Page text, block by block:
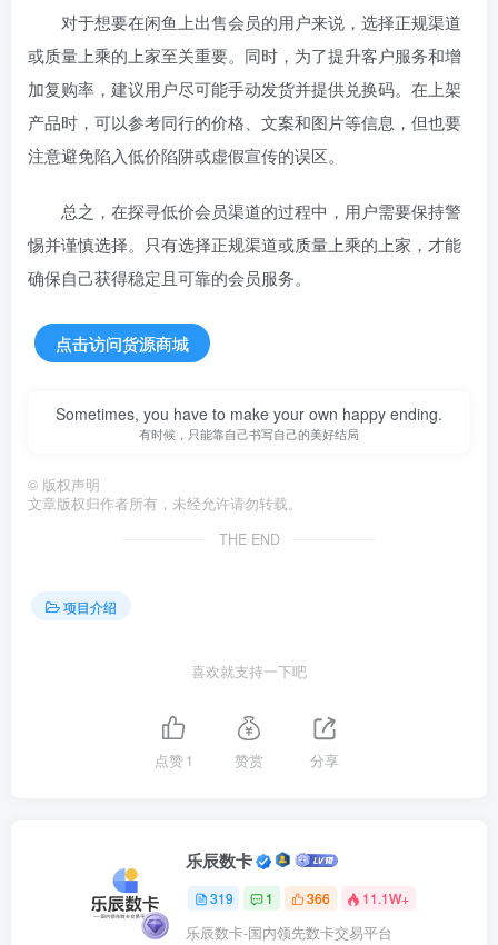
对于想要在闲鱼上出售会员的用户来说，选择正规渠道
或质量上乘的上家至关重要。同时，为了提升客户服务和增
加复购率，建议用户尽可能手动发货并提供兑换码。在上架
产品时，可以参考同行的价格、文案和图片等信息，但也要
注意避免陷入低价陷阱或虚假宣传的误区。
总之，在探寻低价会员渠道的过程中，用户需要保持警
惕并谨慎选择。只有选择正规渠道或质量上乘的上家，才能
确保自己获得稳定且可靠的会员服务。
点击访问货源商城
Sometimes, you have to make your own happy ending.
有时候，只能靠自己书写自己的美好结局
© 版权声明
文章版权归作者所有，未经允许请勿转载。
THE END
项目介绍
喜欢就支持一下吧
点赞1 赞赏 分享
乐辰数卡
319 1 366 11.1W+
乐辰数卡-国内领先数卡交易平台